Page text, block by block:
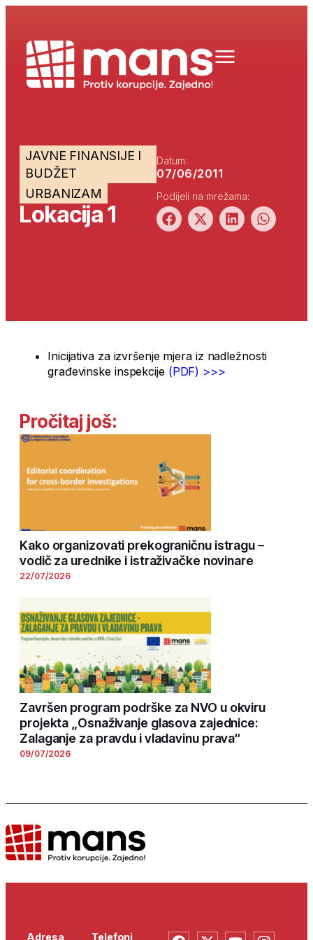
JAVNE FINANSIJE I
BUDŽET
URBANIZAM
Lokacija 1
Datum:
07/06/2011
Podijeli na mrežama:
Inicijativa za izvršenje mjera iz nadležnosti
građevinske inspekcije (PDF) >>>
Pročitaj još:
Kako organizovati prekograničnu istragu –
vodič za urednike i istraživačke novinare
22/07/2026
Završen program podrške za NVO u okviru
projekta „Osnaživanje glasova zajednice:
Zalaganje za pravdu i vladavinu prava“
09/07/2026
Adresa Telefoni